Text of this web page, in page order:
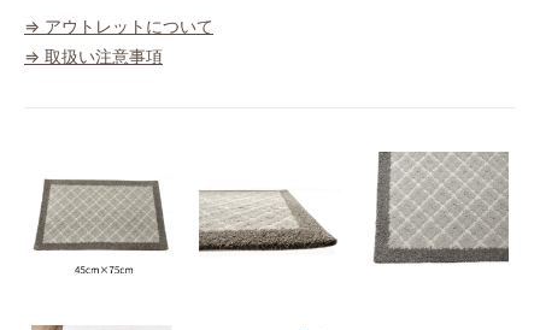
⇒ アウトレットについて
⇒ 取扱い注意事項